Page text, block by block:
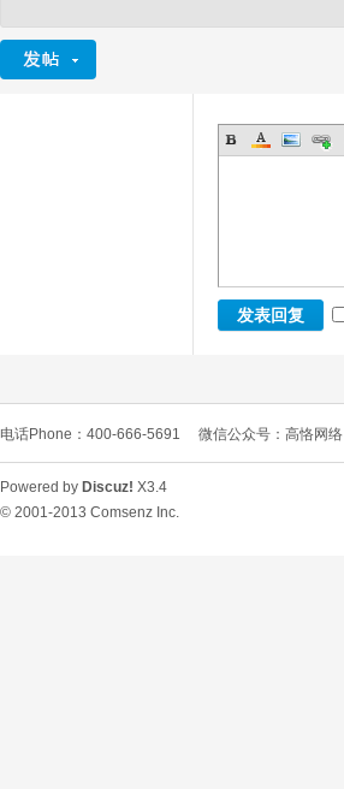
发表回复
电话Phone：400-666-5691 微信公众号：高恪网络
Powered by Discuz! X3.4
© 2001-2013 Comsenz Inc.